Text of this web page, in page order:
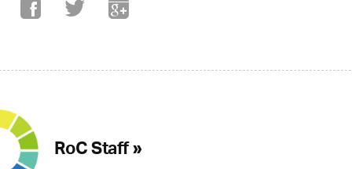
RoC Staff »